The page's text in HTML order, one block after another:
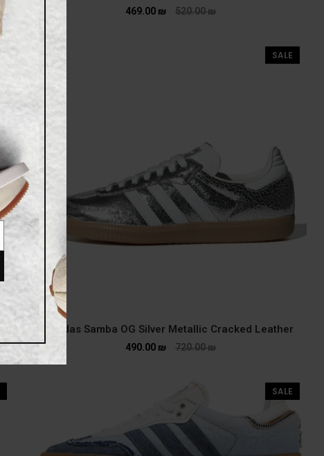
520.00₪
469.00 ₪
SALE
adidas Samba OG Silver Metallic Cracked Leather
720.00₪
490.00 ₪
SALE